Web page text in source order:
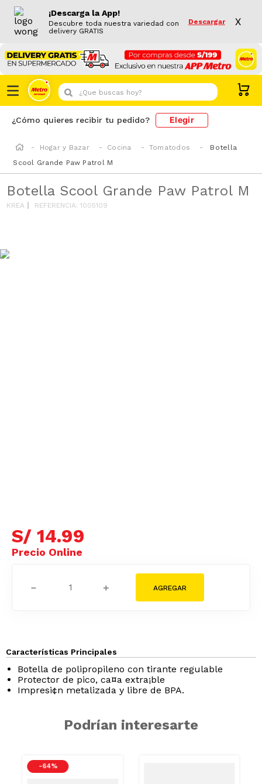
¡Descarga la App!
Descubre toda nuestra variedad con
delivery GRATIS
Descargar X
¿Que buscas hoy?
¿Cómo quieres recibir tu pedido? Elegir
Hogar y Bazar Cocina Tomatodos
Botella
Scool Grande Paw Patrol M
Botella Scool Grande Paw Patrol M
KREA REFERENCIA:1005109
S/ 14.99
＋
－
Características Principales
Botella de polipropileno con tirante regulable
Protector de pico, ca¤a extra¡ble
Impresi¢n metalizada y libre de BPA.
Podrían interesarte
-64 %